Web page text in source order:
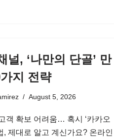
널, ‘나만의 단골’ 만
지 전략
August 5, 2026
객 확보 어려움… 혹시 ‘카카오
, 제대로 알고 계신가요? 온라인